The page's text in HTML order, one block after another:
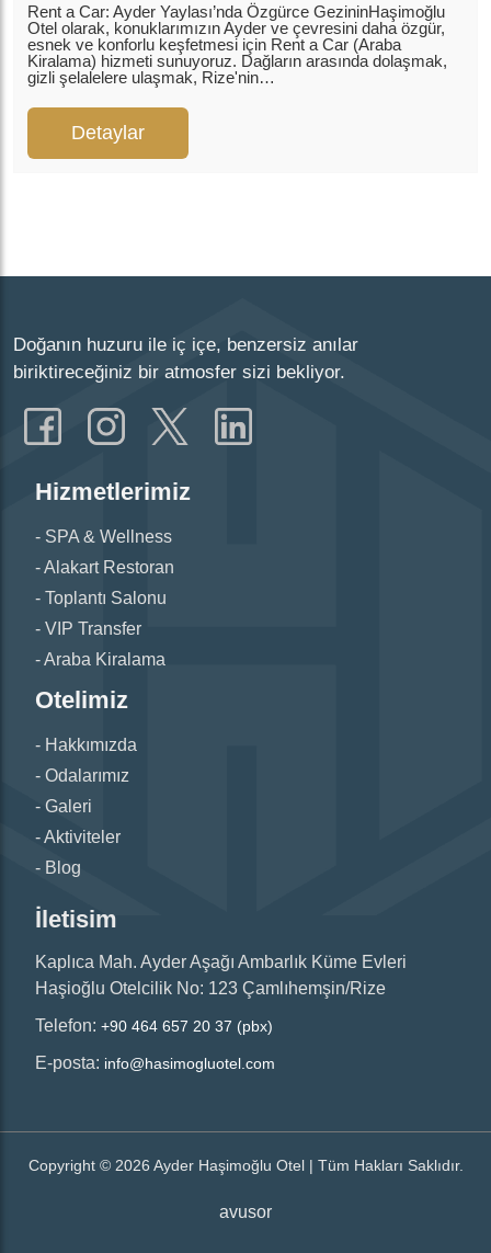
Rent a Car: Ayder Yaylası’nda Özgürce GezininHaşimoğlu
Otel olarak, konuklarımızın Ayder ve çevresini daha özgür,
esnek ve konforlu keşfetmesi için Rent a Car (Araba
Kiralama) hizmeti sunuyoruz. Dağların arasında dolaşmak,
gizli şelalelere ulaşmak, Rize'nin…
Detaylar
Doğanın huzuru ile iç içe, benzersiz anılar
biriktireceğiniz bir atmosfer sizi bekliyor.
Hizmetlerimiz
SPA & Wellness
Alakart Restoran
Toplantı Salonu
VIP Transfer
Araba Kiralama
Otelimiz
Hakkımızda
Odalarımız
Galeri
Aktiviteler
Blog
İletisim
Kaplıca Mah. Ayder Aşağı Ambarlık Küme Evleri
Haşioğlu Otelcilik No: 123 Çamlıhemşin/Rize
Telefon: +90 464 657 20 37 (pbx)
E-posta: info@hasimogluotel.com
Copyright © 2026 Ayder Haşimoğlu Otel | Tüm Hakları Saklıdır.
avusor